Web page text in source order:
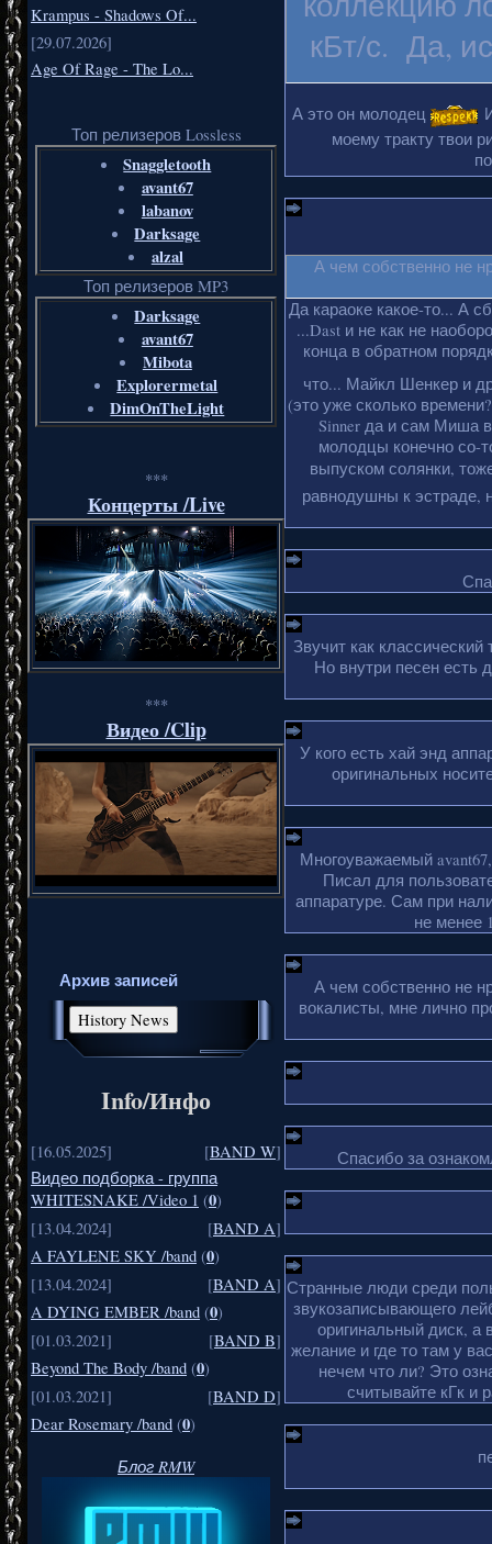
Krampus - Shadows Of...
[29.07.2026]
Age Of Rage - The Lo...
Топ релизеров Lossless
Snaggletooth
avant67
labanov
Darksage
alzal
Топ релизеров MP3
Darksage
avant67
Mibota
Explorermetal
DimOnTheLight
***
Концерты /Live
***
Видео /Clip
Архив записей
Info/Инфо
[16.05.2025] [BAND W]
Видео подборка - группа
WHITESNAKE /Video 1 (0)
[13.04.2024]
[BAND A]
A FAYLENE SKY /band (0)
[13.04.2024]
[BAND A]
A DYING EMBER /band (0)
[01.03.2021]
[BAND B]
Beyond The Body /band (0)
[01.03.2021]
[BAND D]
Dear Rosemary /band (0)
Блог RMW
кБт/с. Да,
А это он молодец
моему тракту твои
А чем собственно не
Да караоке какое-то... А
...Dast и не как не
конца в обратном
что... Майкл Шенкер и
(это уже сколько
Sinner да и сам Миша
молодцы конечно со-
выпуском солянки,
равнодушны к эстраде,
Звучит как
Но внутри песен есть
У кого есть хай энд
оригинальных
Многоуважаемый
Писал для
аппаратуре. Сам при
не менее
А чем собственно не
вокалисты, мне лично
Спасибо за
Странные люди среди
звукозаписывающего
оригинальный диск, а
желание и где то там у
нечем что ли? Это
считывайте кГк и